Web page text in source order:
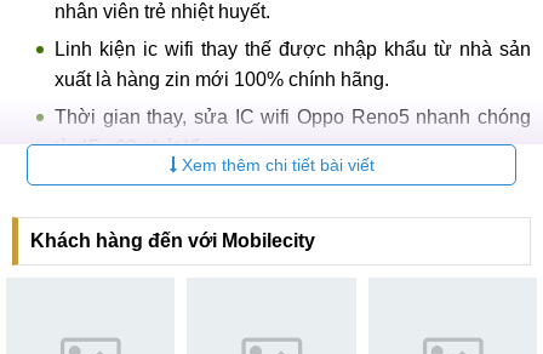
nhân viên trẻ nhiệt huyết.
Linh kiện ic wifi thay thế được nhập khẩu từ nhà sản
xuất là hàng zin mới 100% chính hãng.
Thời gian thay, sửa IC wifi Oppo Reno5 nhanh chóng
từ 45 - 60 phút lấy ngay.
Kỹ thuật viên được đào tạo bài bản đảm bảo chất
lượng sửa chữa, thao tác máy chuẩn xác.
Quy trình làm việc rõ ràng, thực hiện trực tiếp, không
Xem thêm chi tiết bài viết
Khách hàng đến với Mobilecity